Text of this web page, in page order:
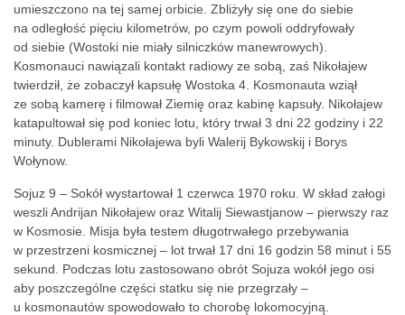
umieszczono na tej samej orbicie. Zbliżyły się one do siebie
na odległość pięciu kilometrów, po czym powoli oddryfowały
od siebie (Wostoki nie miały silniczków manewrowych).
Kosmonauci nawiązali kontakt radiowy ze sobą, zaś Nikołajew
twierdził, że zobaczył kapsułę Wostoka 4. Kosmonauta wziął
ze sobą kamerę i filmował Ziemię oraz kabinę kapsuły. Nikołajew
katapultował się pod koniec lotu, który trwał 3 dni 22 godziny i 22
minuty. Dublerami Nikołajewa byli Walerij Bykowskij i Borys
Wołynow.
Sojuz 9 – Sokół wystartował 1 czerwca 1970 roku. W skład załogi
weszli Andrijan Nikołajew oraz Witalij Siewastjanow – pierwszy raz
w Kosmosie. Misja była testem długotrwałego przebywania
w przestrzeni kosmicznej – lot trwał 17 dni 16 godzin 58 minut i 55
sekund. Podczas lotu zastosowano obrót Sojuza wokół jego osi
aby poszczególne części statku się nie przegrzały –
u kosmonautów spowodowało to chorobę lokomocyjną.